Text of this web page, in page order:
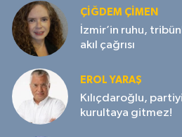
ÇIĞDEM ÇIMEN
İzmir’in ruhu,
akıl çağrısı
EROL YARAŞ
Kılıçdaroğlu,
kurultaya gitmez!